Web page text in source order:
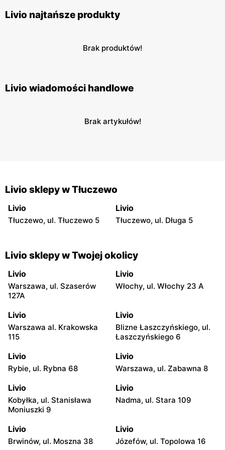
Livio najtańsze produkty
Brak produktów!
Livio wiadomości handlowe
Brak artykułów!
Livio sklepy w Tłuczewo
Livio
Tłuczewo, ul. Tłuczewo 5
Livio
Tłuczewo, ul. Długa 5
Livio sklepy w Twojej okolicy
Livio
Warszawa, ul. Szaserów
127A
Livio
Włochy, ul. Włochy 23 A
Livio
Warszawa al. Krakowska
115
Livio
Blizne Łaszczyńskiego, ul.
Łaszczyńskiego 6
Livio
Rybie, ul. Rybna 68
Livio
Warszawa, ul. Zabawna 8
Livio
Kobyłka, ul. Stanisława
Moniuszki 9
Livio
Nadma, ul. Stara 109
Livio
Brwinów, ul. Moszna 38
Livio
Józefów, ul. Topolowa 16